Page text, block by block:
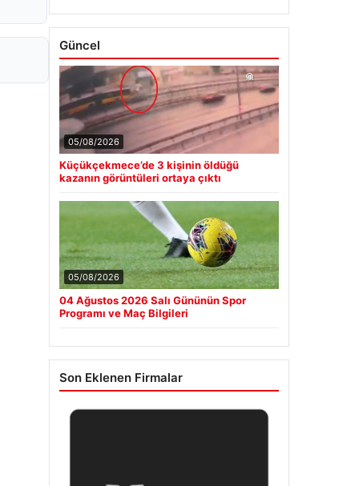
Güncel
05/08/2026
Küçükçekmece’de 3 kişinin öldüğü
kazanın görüntüleri ortaya çıktı
05/08/2026
04 Ağustos 2026 Salı Gününün Spor
Programı ve Maç Bilgileri
Son Eklenen Firmalar